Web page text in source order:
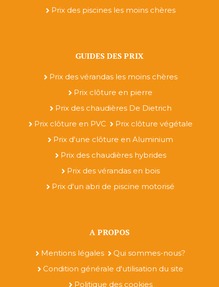
Prix des piscines les moins chères
GUIDES DES PRIX
Prix des vérandas les moins chères
Prix clôture en pierre
Prix des chaudières De Dietrich
Prix clôture en PVC
Prix clôture végétale
Prix d'une clôture en Aluminium
Prix des chaudières hybrides
Prix des vérandas en bois
Prix d'un abri de piscine motorisé
A PROPOS
Mentions légales
Qui sommes-nous?
Condition générale d'utilisation du site
Politique des cookies